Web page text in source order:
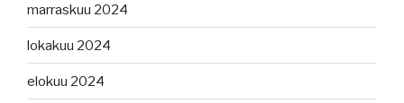
marraskuu 2024
lokakuu 2024
elokuu 2024